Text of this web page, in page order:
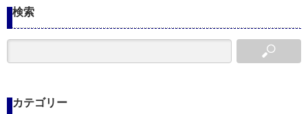
検索
カテゴリー